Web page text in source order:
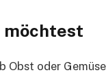
möchtest
Obst oder